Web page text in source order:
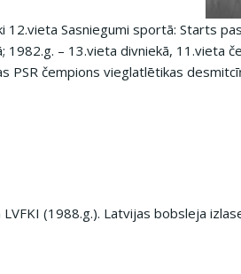
12.vieta Sasniegumi sportā: Starts
1982.g. – 13.vieta divniekā, 11.vieta
PSR čempions vieglatlētikas
(1988.g.). Latvijas bobsleja